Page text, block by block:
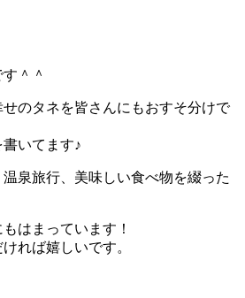
＾＾
のタネを皆さんにもおすそ分けで
いてます♪
泉旅行、美味しい食べ物を綴った
はまっています！
れば嬉しいです。